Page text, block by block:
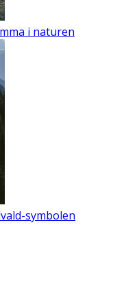
i naturen
symbolen